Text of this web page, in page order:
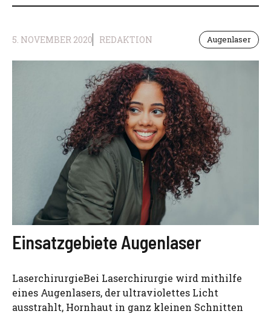
5. NOVEMBER 2020 REDAKTION Augenlaser
Einsatzgebiete Augenlaser
LaserchirurgieBei Laserchirurgie wird mithilfe
eines Augenlasers, der ultraviolettes Licht
ausstrahlt, Hornhaut in ganz kleinen Schnitten